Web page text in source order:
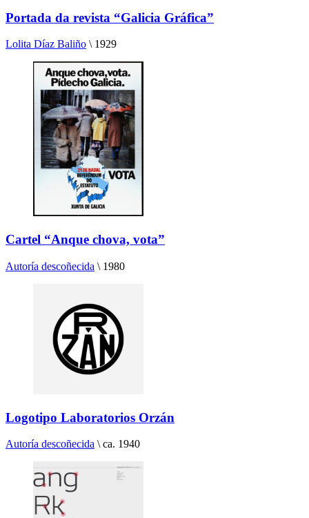
Portada da revista “Galicia Gráfica”
Lolita Díaz Baliño \ 1929
Cartel “Anque chova, vota”
Autoría descoñecida \ 1980
Logotipo Laboratorios Orzán
Autoría descoñecida \ ca. 1940